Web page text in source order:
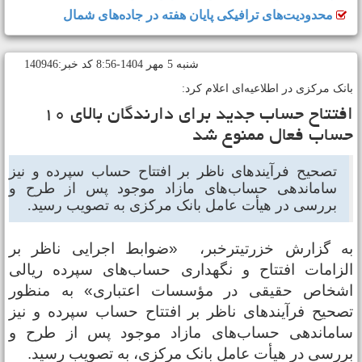
محدودیت‌های ترافیکی پایان هفته در جاده‌های شمال
شنبه 5 مهر 1404-8:56 کد خبر:140946
مرکزی در اطلاعیه‌ای اعلام کرد:
افتتاح حساب جدید برای دارندگان بالای ۱۰
فعال ممنوع شد
تصحیح فرآیندهای ناظر بر افتتاح حساب سپرده و نیز
ساماندهی حساب‌های مازاد موجود پس از طرح و
بررسی در هیأت عامل بانک مرکزی به تصویب رسید.
گزارش خزرتیترخبر، «ضوابط اجرایی ناظر بر
افتتاح و نگهداری حساب‌های سپرده ریالی
حقیقی در مؤسسات اعتباری» به منظور
فرآیندهای ناظر بر افتتاح حساب سپرده و نیز
حساب‌های مازاد موجود پس از طرح و
در هیأت عامل بانک مرکزی، به تصویب رسید.